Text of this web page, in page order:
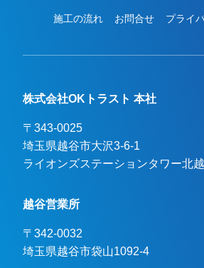
施工の流れ お問合せ プライ
株式会社OKトラスト 本社
〒343-0025
埼玉県越谷市大沢3-6-1
ライオンズステーションタワー北
越谷営業所
〒342-0032
埼玉県越谷市袋山1092-4